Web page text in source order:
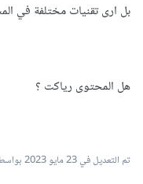
بل ارى تقنيات مختلفة في
هل المحتوى رياكت ؟
تم التعديل في23 مايو 2023